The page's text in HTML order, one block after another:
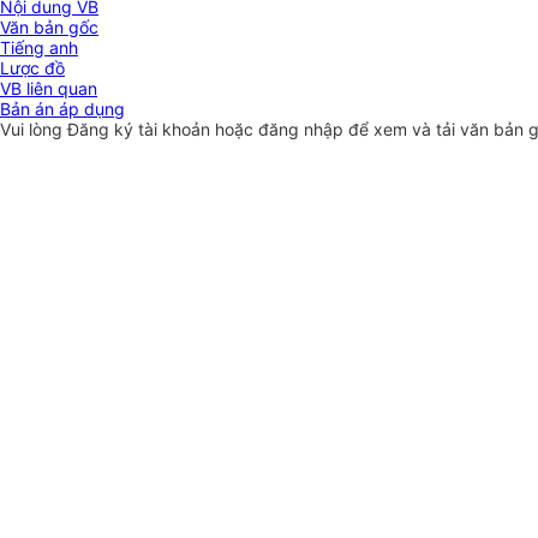
Nội dung VB
Văn bản gốc
Tiếng anh
Lược đồ
VB liên quan
Bản án áp dụng
Vui lòngĐăng ký tài khoản hoặc đăng nhập để xem và tải văn bản